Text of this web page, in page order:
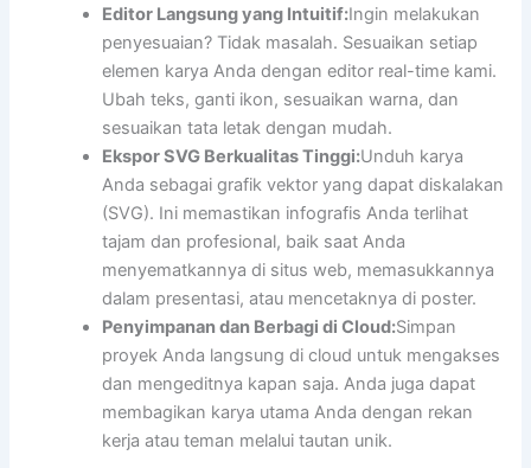
Editor Langsung yang Intuitif:Ingin melakukan
penyesuaian? Tidak masalah. Sesuaikan setiap
elemen karya Anda dengan editor real-time kami.
Ubah teks, ganti ikon, sesuaikan warna, dan
sesuaikan tata letak dengan mudah.
Ekspor SVG Berkualitas Tinggi:Unduh karya
Anda sebagai grafik vektor yang dapat diskalakan
(SVG). Ini memastikan infografis Anda terlihat
tajam dan profesional, baik saat Anda
menyematkannya di situs web, memasukkannya
dalam presentasi, atau mencetaknya di poster.
Penyimpanan dan Berbagi di Cloud:Simpan
proyek Anda langsung di cloud untuk mengakses
dan mengeditnya kapan saja. Anda juga dapat
membagikan karya utama Anda dengan rekan
kerja atau teman melalui tautan unik.